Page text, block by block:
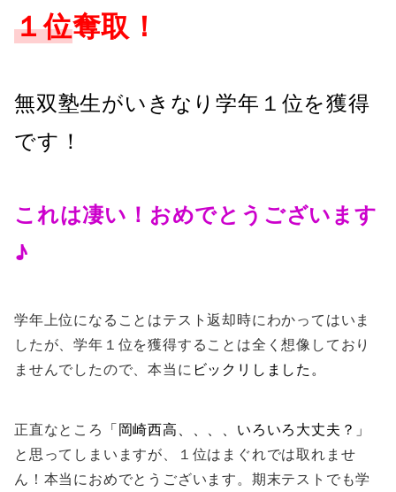
１位奪取！
無双塾生がいきなり学年１位を獲得
です！
これは凄い！おめでとうございます
♪
学年上位になることはテスト返却時にわかってはいま
したが、学年１位を獲得することは全く想像しており
ませんでしたので、本当に ビックリしました。
正直なところ 「岡崎西高、、、、いろいろ大丈夫？」
と思ってしまいますが、１位はまぐれでは取れませ
ん！本当におめでとうございます。期末テストでも学